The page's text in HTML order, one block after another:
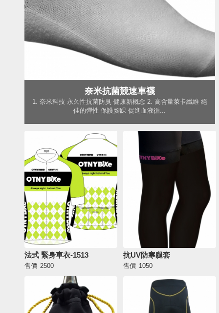
奈米抗菌競速車襪
1. 奈米科技 永久性抗菌防臭 健康新概念 2. 高含量萊卡纖維 絕
佳的彈性 保護腳踝 促進血液循...
法式 緊身車衣-1513
售價 2500
抗UV防寒腿套
售價 1050